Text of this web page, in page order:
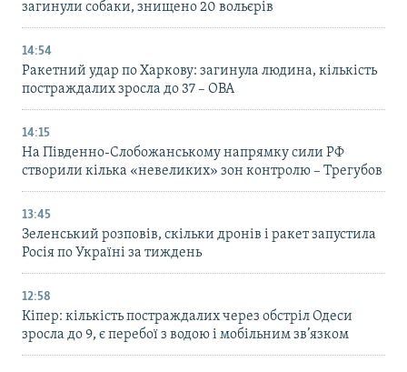
загинули собаки, знищено 20 вольєрів
14:54
Ракетний удар по Харкову: загинула людина, кількість
постраждалих зросла до 37 – ОВА
14:15
На Південно-Слобожанському напрямку сили РФ
створили кілька «невеликих» зон контролю – Трегубов
13:45
Зеленський розповів, скільки дронів і ракет запустила
Росія по Україні за тиждень
12:58
Кіпер: кількість постраждалих через обстріл Одеси
зросла до 9, є перебої з водою і мобільним зв’язком